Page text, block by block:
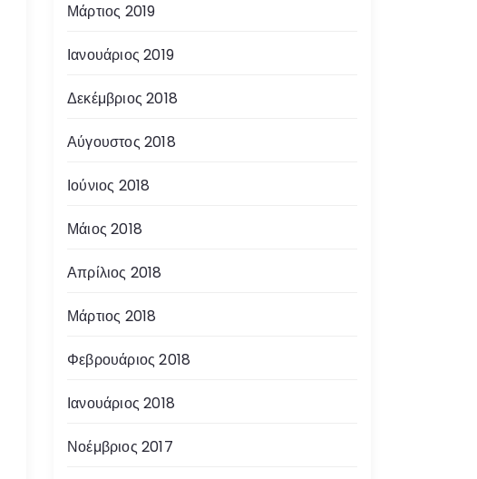
Μάρτιος 2019
Ιανουάριος 2019
Δεκέμβριος 2018
Αύγουστος 2018
Ιούνιος 2018
Μάιος 2018
Απρίλιος 2018
Μάρτιος 2018
Φεβρουάριος 2018
Ιανουάριος 2018
Νοέμβριος 2017